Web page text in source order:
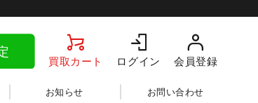
買取カート ログイン 会員登録
お知らせ お問い合わせ